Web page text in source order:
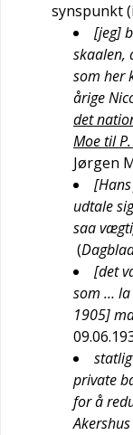
synspunkt
[jeg]
skaalen,
som her
årige
det
Moe til
Jørgen
udtale
saa
(
[det
som … la
1905]
private
for å